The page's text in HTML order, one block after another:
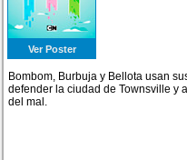
Ver Poster
Bombom, Burbuja y Bellota usan
defender la ciudad de Townsville y
del mal.